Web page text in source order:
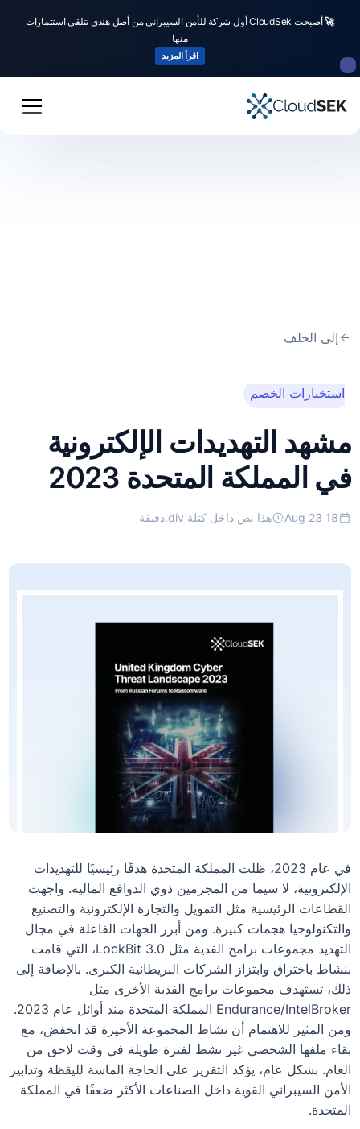
🚀
أصبحت CloudSek أول شركة للأمن السيبراني من أصل هندي تتلقى استثمارات
منها
اقرأ المزيد
إلى الخلف
هذا نص داخل كتلة
استخبارات الخصم
مشهد التهديدات الإلكترونية
في المملكة المتحدة 2023
18 Aug 23 هذا نص داخل كتلة div. دقيقة
في عام 2023، ظلت المملكة المتحدة هدفًا رئيسيًا للتهديدات
الإلكترونية، لا سيما من المجرمين ذوي الدوافع المالية. واجهت
القطاعات الرئيسية مثل التمويل والتجارة الإلكترونية والتصنيع
والتكنولوجيا هجمات كبيرة. ومن أبرز الجهات الفاعلة في مجال
التهديد مجموعات برامج الفدية مثل LockBit 3.0، التي قامت
بنشاط باختراق وابتزاز الشركات البريطانية الكبرى. بالإضافة إلى
ذلك، تستهدف مجموعات برامج الفدية الأخرى مثل
Endurance/IntelBroker المملكة المتحدة منذ أوائل عام 2023.
ومن المثير للاهتمام أن نشاط المجموعة الأخيرة قد انخفض، مع
بقاء ملفها الشخصي غير نشط لفترة طويلة في وقت لاحق من
العام. بشكل عام، يؤكد التقرير على الحاجة الماسة لليقظة وتدابير
الأمن السيبراني القوية داخل الصناعات الأكثر ضعفًا في المملكة
المتحدة.